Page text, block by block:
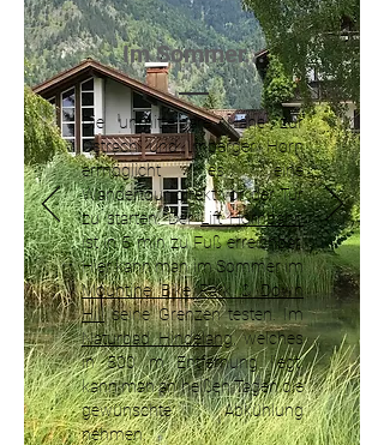
Im Sommer...
Die unmittelbare Nähe zur
Ostrach und Imberger Horn
ermöglicht es, eine
Wandertour direkt vor der Tür
zu starten. DerLift Hornbahn
ist in 5 min zu Fuß erreichbar.
Hier kann man im Sommer im
Mountine Bike Park & Down
Hillseine Grenzen testen. Im
Naturbad Hindelang, welches
in 500 m Entfernung liegt,
kann man an heißen Tagen die
gewünschte Abkühlung
nehmen.